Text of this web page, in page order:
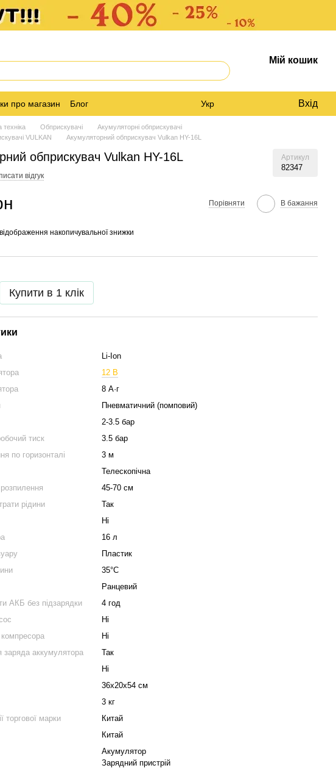
Мій кошик
про магазин Блог Укр Вхід
Обприскувачі
Акумуляторні обприскувачі
VULKAN
Акумуляторний обприскувач Vulkan HY-16L
обприскувач Vulkan HY-16L Артикул
82347
відгук
Порівняти В бажання
накопичувальної знижки
Купити в 1 клік
Li-Ion
12 В
8 А·г
Пневматичний (помповий)
2-3.5 бар
тиск
3.5 бар
по горизонталі
3 м
Телескопічна
45-70 см
рідини
Так
Ні
16 л
Пластик
35°C
Ранцевий
АКБ без підзарядки
4 год
Ні
Ні
заряда аккумулятора
Так
Ні
36х20х54 см
3 кг
торгової марки
Китай
Китай
Акумулятор
Зарядний пристрій